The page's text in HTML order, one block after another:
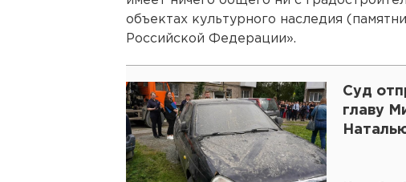
объектах культурного наследия
Российской Федерации».
Суд
главу